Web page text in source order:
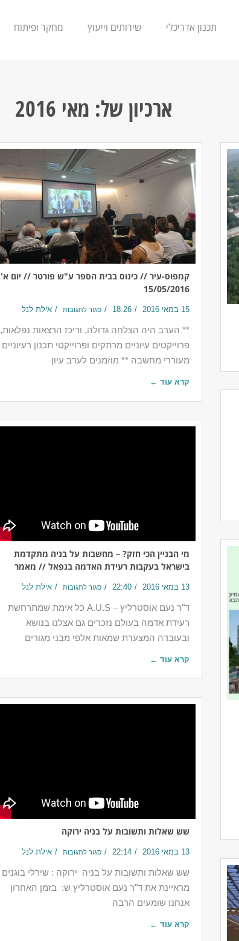
תכנון אדריכלי שירותים וייעוץ מחקר ופיתוח
ארכיון של: מאי 2016
קמפוס-עיר // כינוס בבית הספר ע"ש פורטר // יום א'
15/05/2016
15 במאי 2016 18:26 סגור לתגובות אילת לנל
** הערב היה הצלחה גדולה, וריכז הרצאות נפלאות,
פרוייקטים עיוניים מרתקים ופרוייקטי תכנון רעיוניים
מעוררי מחשבה ** מוזמנים לערב עיון
קרא עוד ←
מי הבניין הכי חזק? – מחשבות על בניה מתקדמת
בישראל בעקבות רעידת האדמה בנפאל // מאמר
13 במאי 2016 22:40 סגור לתגובות אילת לנל
ד"ר נעם אוסטרליץ – A.U.S כל אימת שמתרחשת
רעידת אדמה בעולם נזכרים גם אצלנו בנושא
ובעובדה המצערת שמאות אלפי מבני מגורים
קרא עוד ←
שש שאלות ותשובות על בניה ירוקה
13 במאי 2016 22:14 סגור לתגובות אילת לנל
שש שאלות ותשובות על בניה ירוקה : שירלי בוגנים
מראיינת את ד"ר נעם אוסטרליץ ש: בזמן האחרון
אנחנו שומעים הרבה
קרא עוד ←